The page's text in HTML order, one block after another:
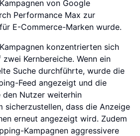
von Google
Performance Max zur
E-Commerce-Marken wurde.
konzentrierten sich
Kernbereiche. Wenn ein
Suche durchführte, wurde die
Feed angezeigt und die
den Nutzer weiterhin
sicherzustellen, dass die Anzeige
erneut angezeigt wird. Zudem
Kampagnen aggressivere